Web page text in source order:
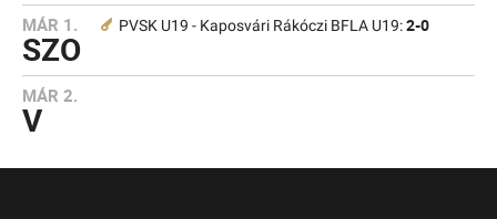
MÁR 1.
SZO
PVSK U19 - Kaposvári Rákóczi BFLA U19:2-0
MÁR 2.
V